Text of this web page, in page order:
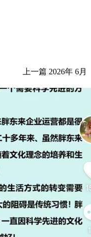
上一篇 2026年 6月